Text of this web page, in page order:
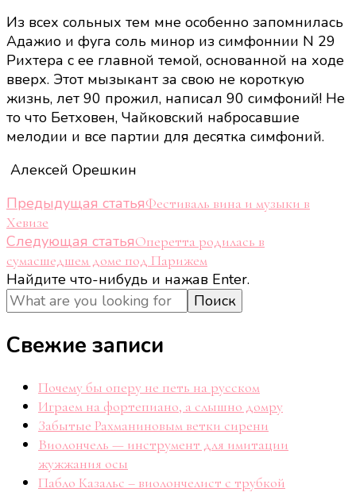
Из всех сольных тем мне особенно запомнилась
Адажио и фуга соль минор из симфоннии N 29
Рихтера с ее главной темой, основанной на ходе
вверх. Этот мызыкант за свою не короткую
жизнь, лет 90 прожил, написал 90 симфоний! Не
то что Бетховен, Чайковский набросавшие
мелодии и все партии для десятка симфоний.
Алексей Орешкин
Навигация
по
записям
Предыдущая статьяФестиваль вина и музыки в
Хевизе
Следующая статьяОперетта родилась в
сумасшедшем доме под Парижем
Ищите
что-
то?
Найдите что-нибудь и нажав Enter.
Свежие записи
Почему бы оперу не петь на русском
Играем на фортепиано, а слышно домру
Забытые Рахманиновым ветки сирени
Виолончель — инструмент для имитации
жужжания осы
Пабло Казальс – виолончелист с трубкой